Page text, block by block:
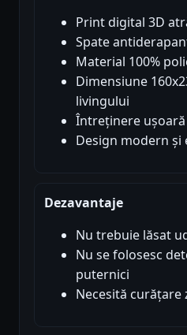
Print digital 3D
Spate
Material 100%
Dimensiune
livingului
Întreținere
Design modern și
Dezavantaje
Nu trebuie lăsat
Nu se folosesc
puternici
Necesită